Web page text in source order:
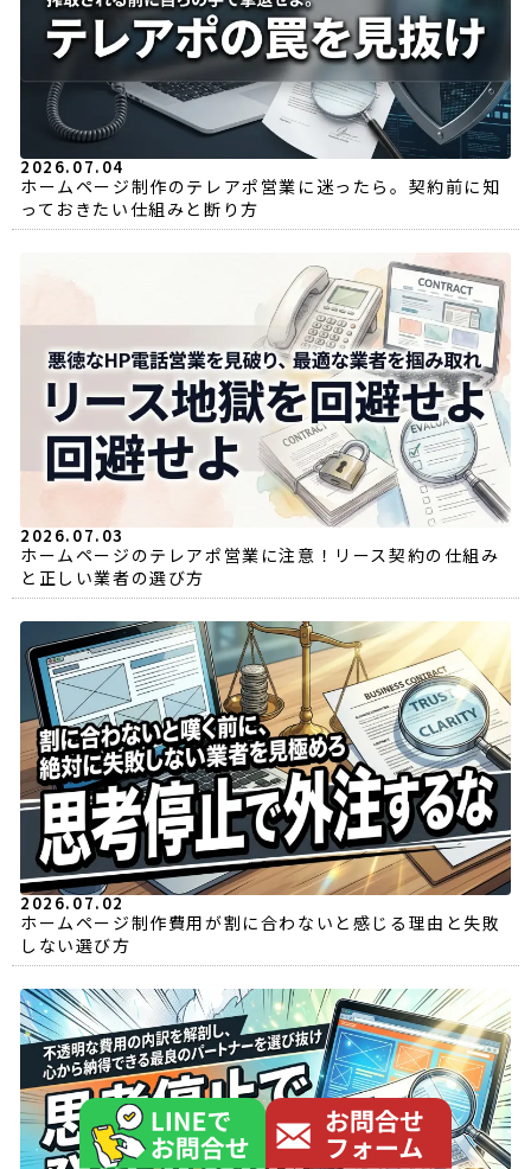
2026.07.04
ホームページ制作のテレアポ営業に迷ったら。契約前に知
っておきたい仕組みと断り方
2026.07.03
ホームページのテレアポ営業に注意！リース契約の仕組み
と正しい業者の選び方
2026.07.02
ホームページ制作費用が割に合わないと感じる理由と失敗
しない選び方